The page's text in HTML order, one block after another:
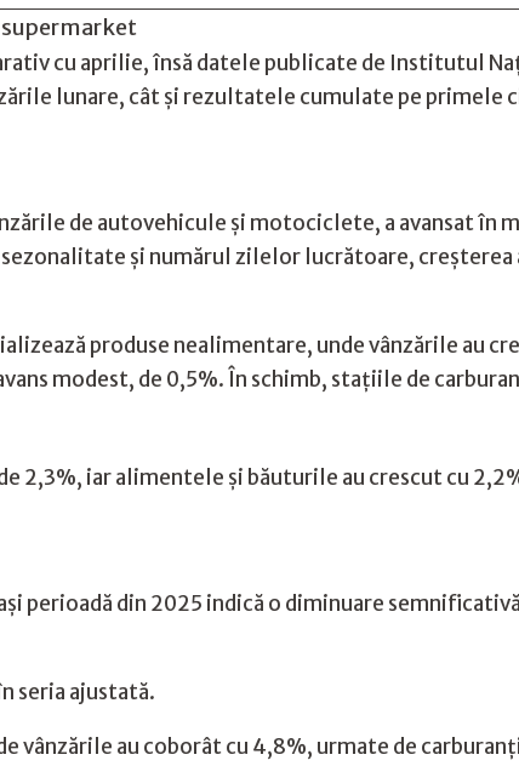
cu aprilie, însă datele publicate de Institutul
lunare, cât și rezultatele cumulate pe primele
de autovehicule și motociclete, a avansat în
și numărul zilelor lucrătoare, creșterea
produse nealimentare, unde vânzările au
modest, de 0,5%. În schimb, stațiile de
2,3%, iar alimentele și băuturile au crescut cu
perioadă din 2025 indică o diminuare
seria ajustată.
vânzările au coborât cu 4,8%, urmate de